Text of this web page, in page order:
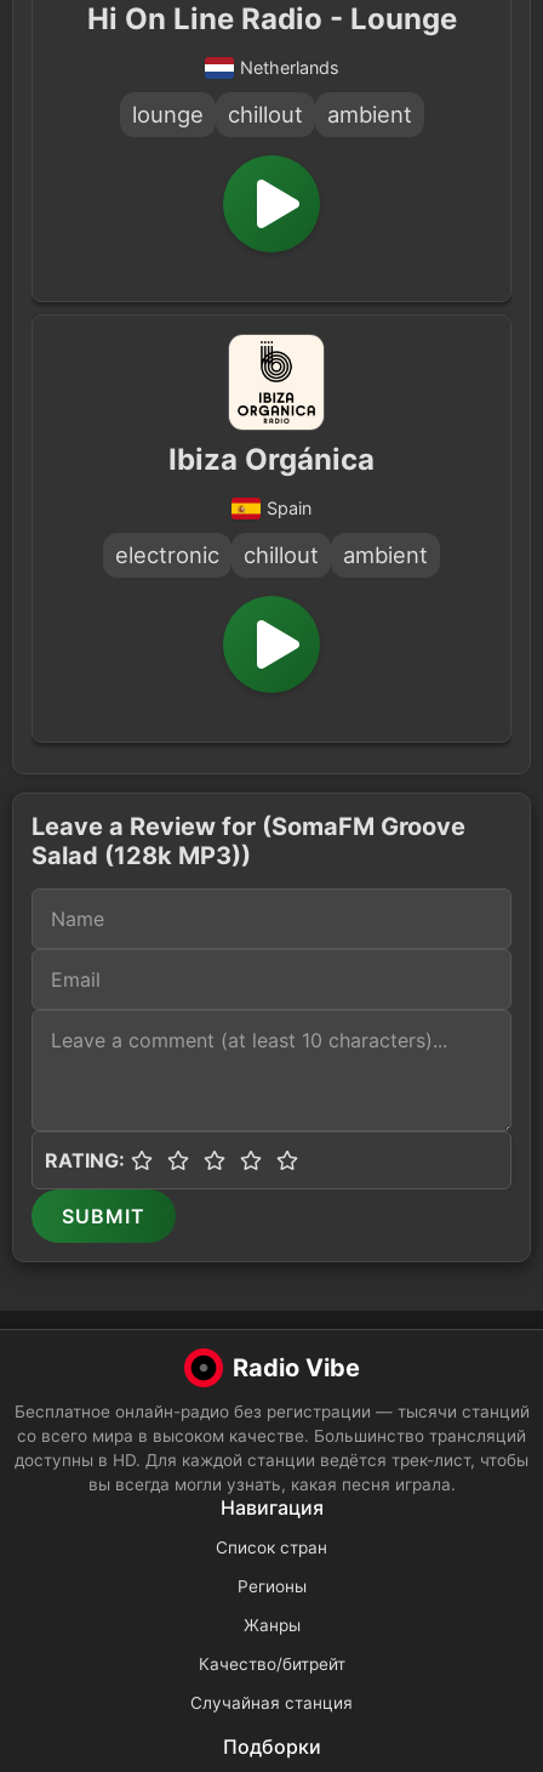
Hi On Line Radio - Lounge
Netherlands
lounge chillout ambient
Ibiza Orgánica
Spain
electronic chillout ambient
Leave a Review for (SomaFM Groove
Salad (128k MP3))
RATING:
SUBMIT
Radio Vibe
Бесплатное онлайн-радио без регистрации — тысячи станций
со всего мира в высоком качестве. Большинство трансляций
доступны в HD. Для каждой станции ведётся трек-лист, чтобы
вы всегда могли узнать, какая песня играла.
Навигация
Список стран
Регионы
Жанры
Качество/битрейт
Случайная станция
Подборки